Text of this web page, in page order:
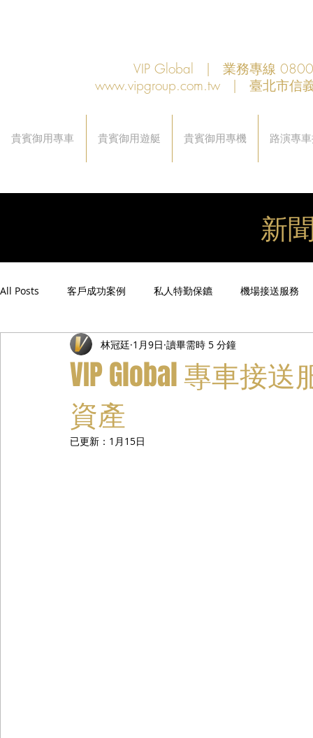
VIP Global | 業務專線
www.vipgroup.com.tw | 臺北市信
貴賓御用專車 貴賓御用遊艇 貴賓御用專機 路演專
新
All Posts 客戶成功案例 私人特勤保鑣 機場接送服務
禮遇通關服務 主管專業司機 活動禮賓接待
VIP Global 專車接
資產
林冠廷 1月9日 讀畢需時 5 分鐘
已更新： 1月15日